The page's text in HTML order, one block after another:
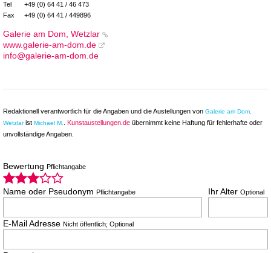
Tel
+49 (0) 64 41 / 46 473
Fax
+49 (0) 64 41 / 449896
Galerie am Dom, Wetzlar
www.galerie-am-dom.de
info@galerie-am-dom.de
Redaktionell verantwortlich für die Angaben und die Austellungen von Galerie am Dom,
Wetzlarist Michael M. Kunstaustellungen.de übernimmt keine Haftung für fehlerhafte oder
unvollständige Angaben.
Bewertung Pflichtangabe
Name oder Pseudonym Pflichtangabe Ihr Alter Optional
E-Mail Adresse Nicht öffentlich; Optional